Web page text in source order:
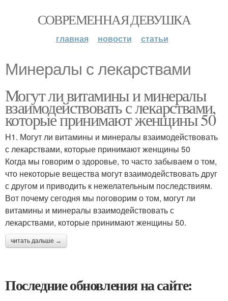
СОВРЕМЕННАЯ ДЕВУШКА
главная новости статьи
Минералы с лекарствами
Могут ли витамины и минералы
взаимодействовать с лекарствами,
которые принимают женщины 50
H1. Могут ли витамины и минералы взаимодействовать
с лекарствами, которые принимают женщины 50
Когда мы говорим о здоровье, то часто забываем о том,
что некоторые вещества могут взаимодействовать друг
с другом и приводить к нежелательным последствиям.
Вот почему сегодня мы поговорим о том, могут ли
витамины и минералы взаимодействовать с
лекарствами, которые принимают женщины 50.
читать дальше →
Последние обновления на сайте: